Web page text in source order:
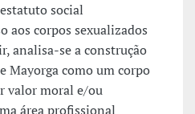
social
aos corpos sexualizados
analisa-se a construção
Mayorga como um corpo
valor moral e/ou
área profissional